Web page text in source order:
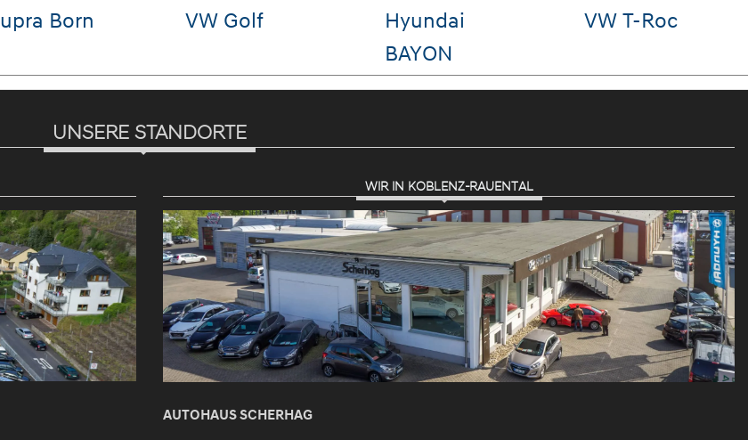
VW T-Roc VW Tiguan Hyundai i10 VW Golf
UNSERE STANDORTE
WIR IN KOBLENZ-RAUENTAL
AUTOHAUS SCHERHAG